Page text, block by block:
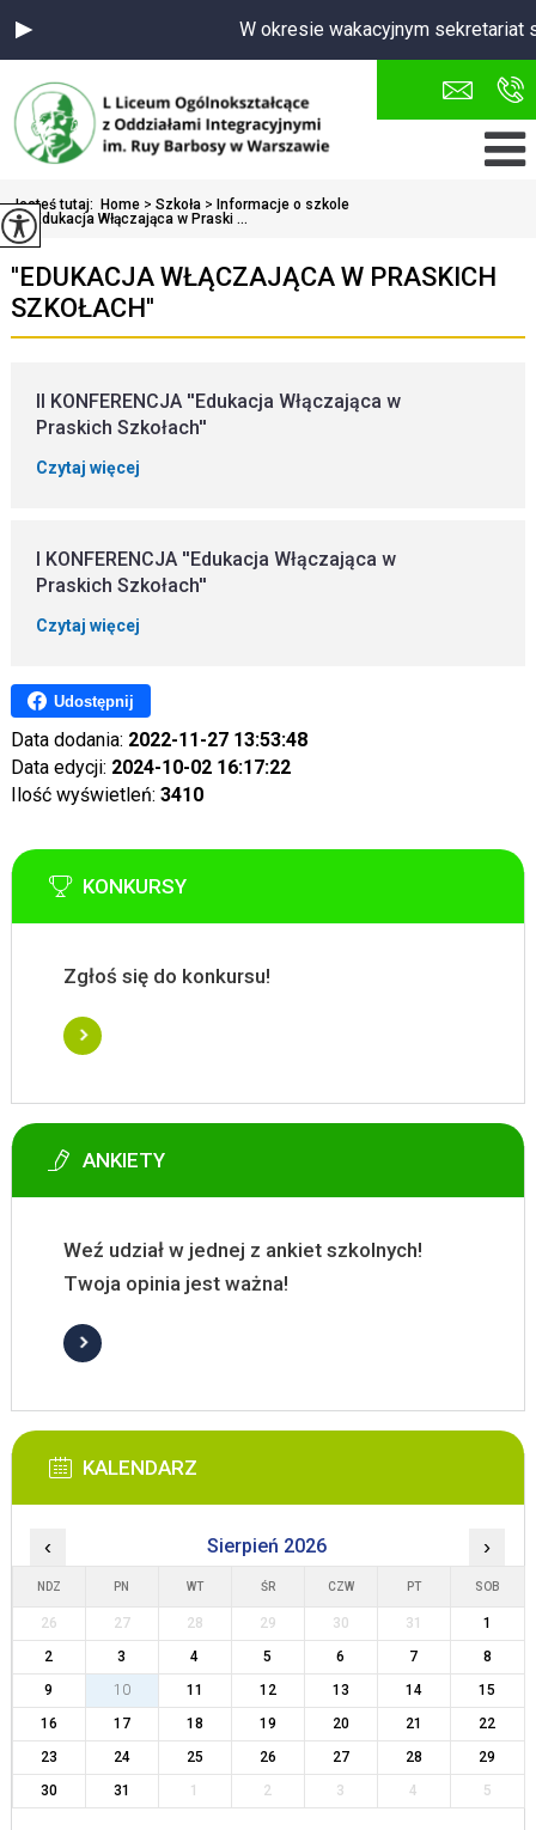
W okresie wakacyjnym sekretariat
Jesteś tutaj: Home > Szkoła > Informacje o szkole
> ''Edukacja Włączająca w Praski ...
''EDUKACJA WŁĄCZAJĄCA W PRASKICH
SZKOŁACH''
II KONFERENCJA ''Edukacja Włączająca w
Praskich Szkołach''
Czytaj więcej
I KONFERENCJA ''Edukacja Włączająca w
Praskich Szkołach''
Czytaj więcej
Udostępnij
Data dodania: 2022-11-27 13:53:48
Data edycji: 2024-10-02 16:17:22
Ilość wyświetleń: 3410
KONKURSY
Zgłoś się do konkursu!
ANKIETY
Weź udział w jednej z ankiet szkolnych!
Twoja opinia jest ważna!
KALENDARZ
‹ Sierpień 2026 ›
NDZ PN WT ŚR CZW PT SOB
26 27 28 29 30 31
1
2
3 4 5 6 7
8
9
10 11 12 13 14
15
16
17 18 19 20 21
22
23
24 25 26 27 28
29
30
31 1 2 3 4 5